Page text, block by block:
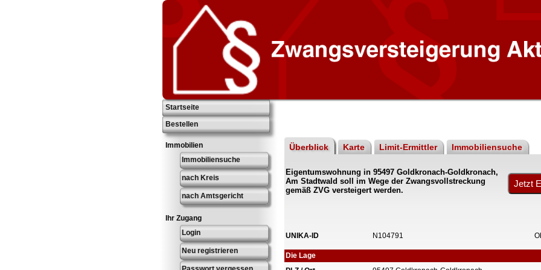
Startseite
Bestellen
Immobilien
Immobiliensuche
nach Kreis
nach Amtsgericht
Ihr Zugang
Login
Neu registrieren
Überblick Karte Limit-Ermittler Immobiliensuche
Eigentumswohnung in 95497 Goldkronach-Goldkronach,
Am Stadtwald soll im Wege der Zwangsvollstreckung
gemäß ZVG versteigert werden.
UNIKA-ID N104791
Die Lage